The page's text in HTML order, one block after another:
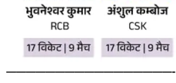
—————————————————-